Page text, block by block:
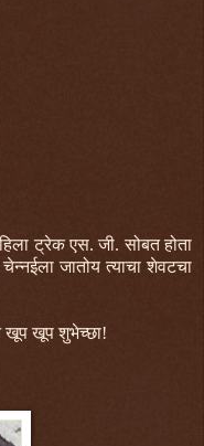
ट्रेक एस. जी. सोबत होता
जातोय त्याचा शेवटचा
खूप खूप शुभेच्छा!